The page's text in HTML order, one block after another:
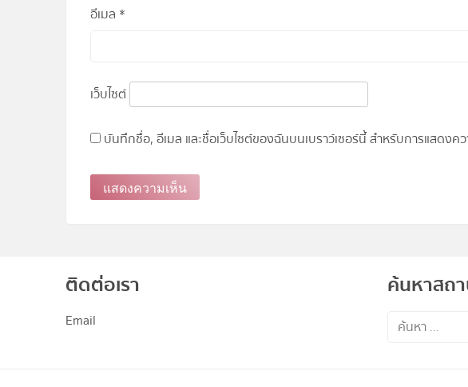
อีเมล *
เว็บไซต์
บันทึกชื่อ, อีเมล และชื่อเว็บไซต์ของฉันบนเบราว์เซอร์นี้ สำหรับการแสดงค
ติดต่อเรา
Email
ค้นหาสถ
ค้นหา